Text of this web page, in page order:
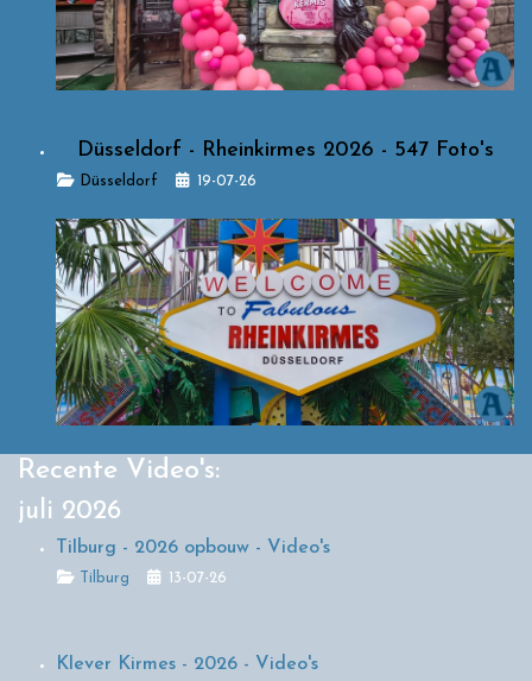
Düsseldorf - Rheinkirmes 2026 - 547 Foto's
DetailsDüsseldorf 19-07-26
Recente Video's:
juli 2026
Tilburg - 2026 opbouw - Video's
Details
Tilburg 13-07-26
Klever Kirmes - 2026 - Video's